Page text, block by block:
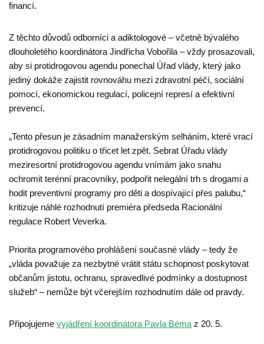
financí.
Z těchto důvodů odborníci a adiktologové – včetně bývalého
dlouholetého koordinátora Jindřicha Vobořila – vždy prosazovali,
aby si protidrogovou agendu ponechal Úřad vlády, který jako
jediný dokáže zajistit rovnováhu mezi zdravotní péčí, sociální
pomocí, ekonomickou regulací, policejní represí a efektivní
prevencí.
„Tento přesun je zásadním manažerským selháním, které vrací
protidrogovou politiku o třicet let zpět. Sebrat Úřadu vlády
meziresortní protidrogovou agendu vnímám jako snahu
ochromit terénní pracovníky, podpořit nelegální trh s drogami a
hodit preventivní programy pro děti a dospívající přes palubu,“
kritizuje náhlé rozhodnutí premiéra předseda Racionální
regulace Robert Veverka.
Priorita programového prohlášení současné vlády – tedy že
„vláda považuje za nezbytné vrátit státu schopnost poskytovat
občanům jistotu, ochranu, spravedlivé podmínky a dostupnost
služeb“ – nemůže být včerejším rozhodnutím dále od pravdy.
Připojujeme vyjádření koordinátora Pavla Béma z 20. 5.